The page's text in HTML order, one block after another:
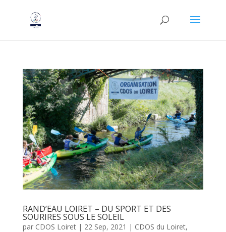
RAND’EAU LOIRET – DU SPORT ET DES
SOURIRES SOUS LE SOLEIL
par CDOS Loiret| 22 Sep, 2021 | CDOS du Loiret,